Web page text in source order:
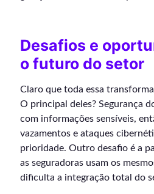
Desafios e
o futuro do setor
Claro que toda essa
O principal deles? Segurança
com informações sensíveis,
vazamentos e ataques
prioridade. Outro desafio é a
as seguradoras usam os
dificulta a integração total do